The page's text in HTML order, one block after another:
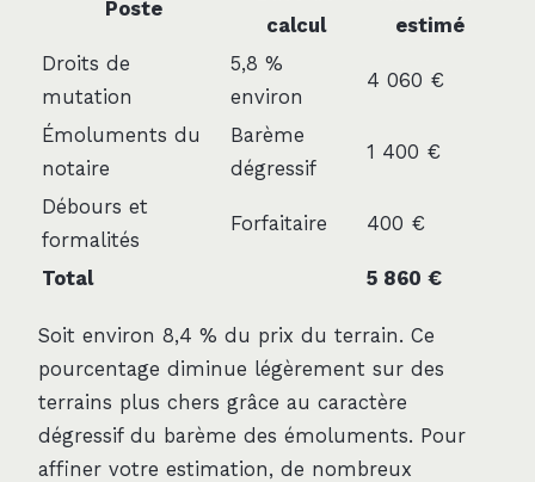
Poste
calcul
estimé
Droits de
mutation
5,8 %
environ
4 060 €
Émoluments du
notaire
Barème
dégressif
1 400 €
Débours et
formalités
Forfaitaire 400 €
Total 5 860 €
Soit environ 8,4 % du prix du terrain. Ce
pourcentage diminue légèrement sur des
terrains plus chers grâce au caractère
dégressif du barème des émoluments. Pour
affiner votre estimation, de nombreux